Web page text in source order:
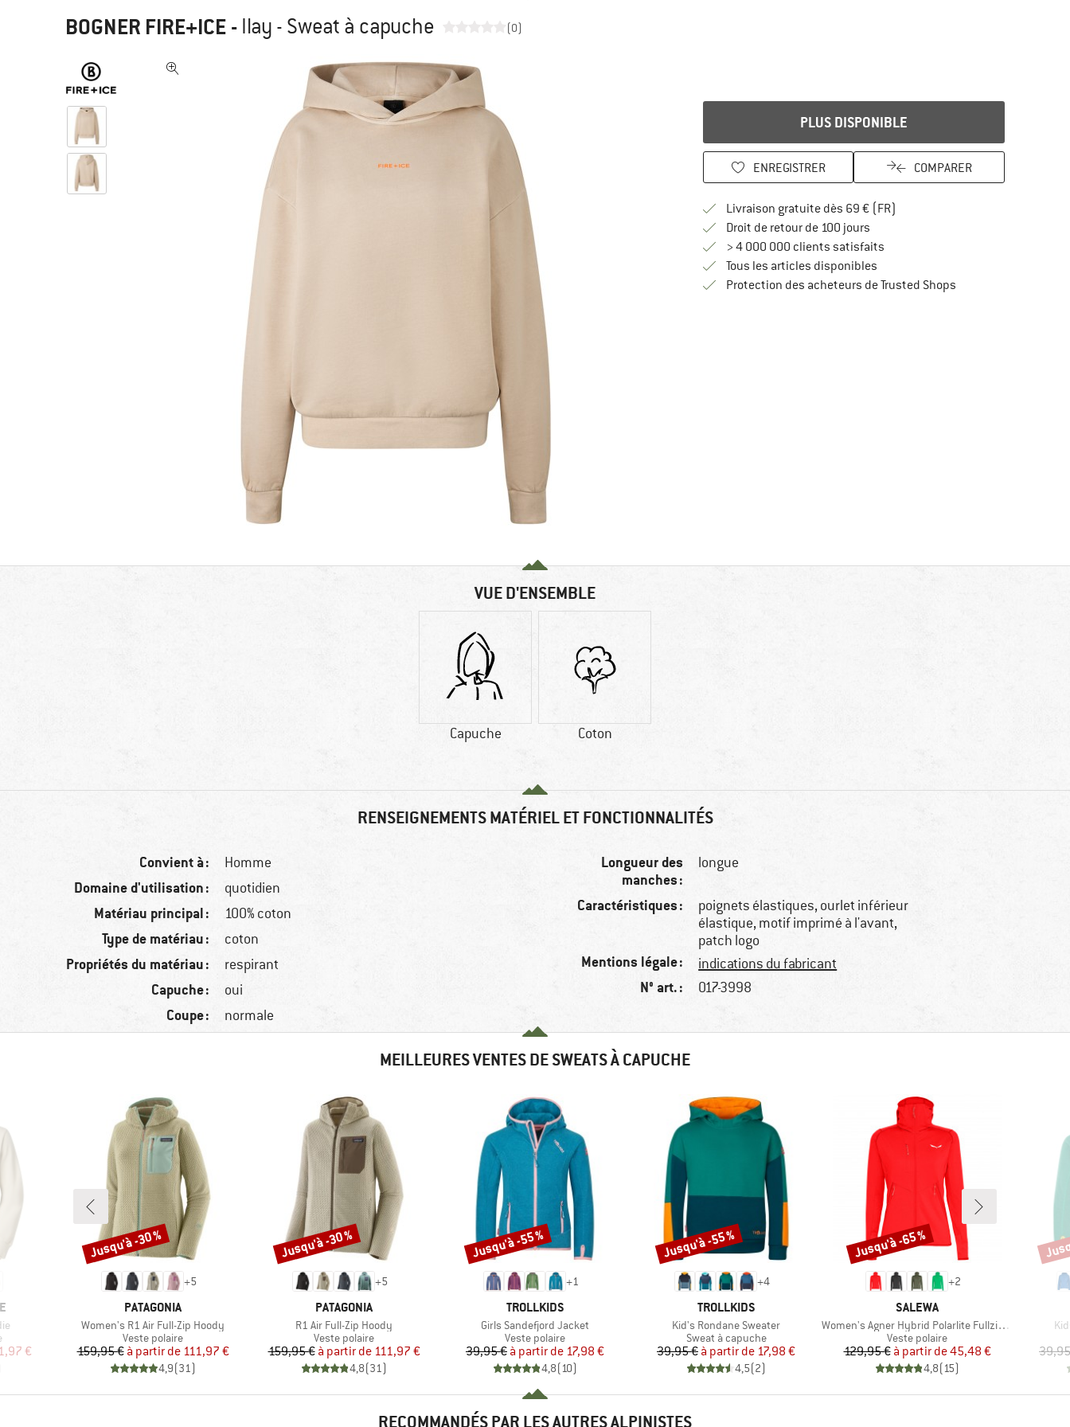
BOGNER FIRE+ICE - Ilay - Sweat à capuche (0)
PLUS DISPONIBLE
ENREGISTRER COMPARER
Livraison gratuite dès 69 € (FR)
Droit de retour de 100 joursTrouve les informations de
> 4 000 000 clients satisfaits
Tous les articles disponibles
Protection des acheteurs de Trusted ShopsTrouve toutes les
VUE D'ENSEMBLE
Capuche Coton
RENSEIGNEMENTS MATÉRIEL ET FONCTIONNALITÉS
Convient à : Homme
Domaine d'utilisation : quotidien
Matériau principal : 100% coton
Type de matériau : coton
Propriétés du matériau : respirant
Capuche : oui
Coupe : normale
Longueur des
manches :
longue
Caractéristiques :
poignets élastiques, ourlet inférieur
élastique, motif imprimé à l'avant,
patch logo
Mentions légale : indications du fabricant
N° art. : 017-3998
MEILLEURES VENTES DE SWEATS À CAPUCHE
€
+5
MARQUE
PATAGONIA
Article
Women's R1 Air Full-Zip Hoody
Product group
Veste polaire
Prix
159,95 € Prix réduit
à partir de 111,97 €
4,9(31)
Remise
Jusqu'à -30 %
+5
MARQUE
PATAGONIA
Article
R1 Air Full-Zip Hoody
Product group
Veste polaire
Prix
159,95 € Prix réduit
à partir de 111,97 €
4,8(31)
Remise
Jusqu'à -30 %
+1
MARQUE
TROLLKIDS
Article
Girls Sandefjord Jacket
Product group
Veste polaire
Prix
39,95 € Prix réduit
à partir de 17,98 €
4,8(10)
Remise
Jusqu'à -55 %
+4
MARQUE
TROLLKIDS
Article
Kid's Rondane Sweater
Product group
Sweat à capuche
Prix
39,95 € Prix réduit
à partir de 17,98 €
4,5(2)
Remise
Jusqu'à -55 %
+2
MARQUE
SALEWA
Article
Women's Agner Hybrid Polarlite Fullzip Hoody
Product group
Veste polaire
Prix
129,95 € Prix réduit
à partir de45,48 €
4,8(15)
Remise
Jusqu'à -65 %
RECOMMANDÉS PAR LES AUTRES ALPINISTES